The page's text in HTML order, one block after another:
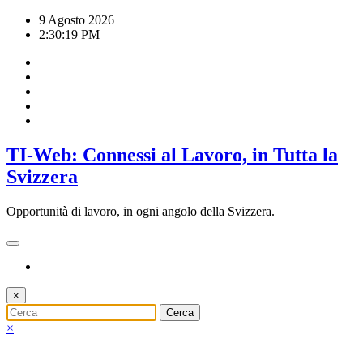
9 Agosto 2026
2:30:20 PM
TI-Web: Connessi al Lavoro, in Tutta la
Svizzera
Opportunità di lavoro, in ogni angolo della Svizzera.
×
×